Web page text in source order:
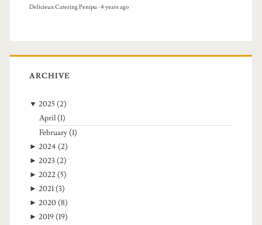
Delicieux Catering Penipu·4 years ago
ARCHIVE
▼ 2025 (2)
April (1)
February (1)
► 2024 (2)
► 2023 (2)
► 2022 (5)
► 2021 (3)
► 2020 (8)
► 2019 (19)